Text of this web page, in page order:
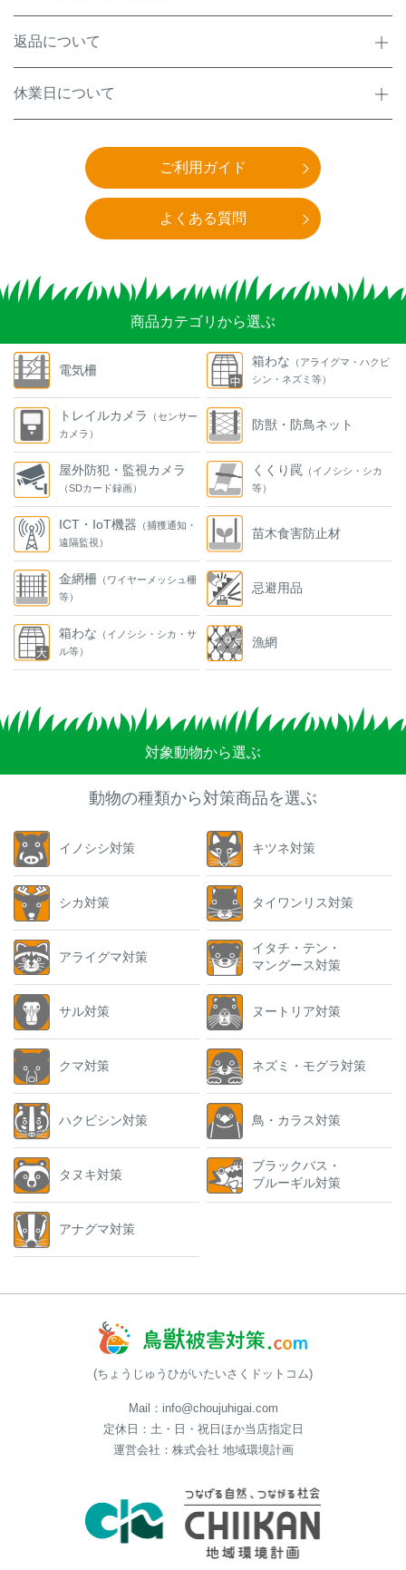
返品について
休業日について
ご利用ガイド
よくある質問
商品カテゴリから選ぶ
電気柵
トレイルカメラ
（センサー
カメラ）
屋外防犯・監視カメラ
（SDカード録画）
ICT・IoT機器 （捕獲通知・
遠隔監視）
金網柵 （ワイヤーメッシュ柵
等）
箱わな （イノシシ・シカ・サ
ル等）
箱わな （アライグマ・ハクビ
シン・ネズミ等）
防獣・防鳥ネット
くくり罠 （イノシシ・シカ
等）
苗木食害防止材
忌避用品
漁網
対象動物から選ぶ
動物の種類から対策商品を選ぶ
イノシシ対策
シカ対策
アライグマ対策
サル対策
クマ対策
ハクビシン対策
タヌキ対策
アナグマ対策
キツネ対策
タイワンリス対策
イタチ・テン・
マングース対策
ヌートリア対策
ネズミ・モグラ対策
鳥・カラス対策
ブラックバス・
ブルーギル対策
(ちょうじゅうひがいたいさくドットコム)
Mail：info@choujuhigai.com
定休日：土・日・祝日ほか当店指定日
運営会社：株式会社 地域環境計画